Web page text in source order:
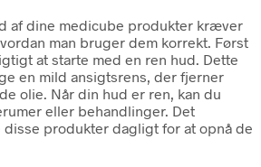
af dine medicube produkter kræver
man bruger dem korrekt. Først
at starte med en ren hud. Dette
en mild ansigtsrens, der fjerner
olie. Når din hud er ren, kan du
eller behandlinger. Det
disse produkter dagligt for at opnå de